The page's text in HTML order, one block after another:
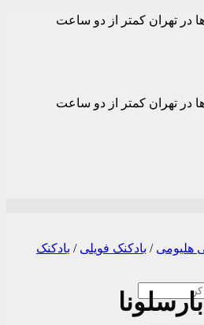
در تهران کمتر از دو ساعت
در تهران کمتر از دو ساعت
هلیومی / بادکنک فویلی / بادکنک